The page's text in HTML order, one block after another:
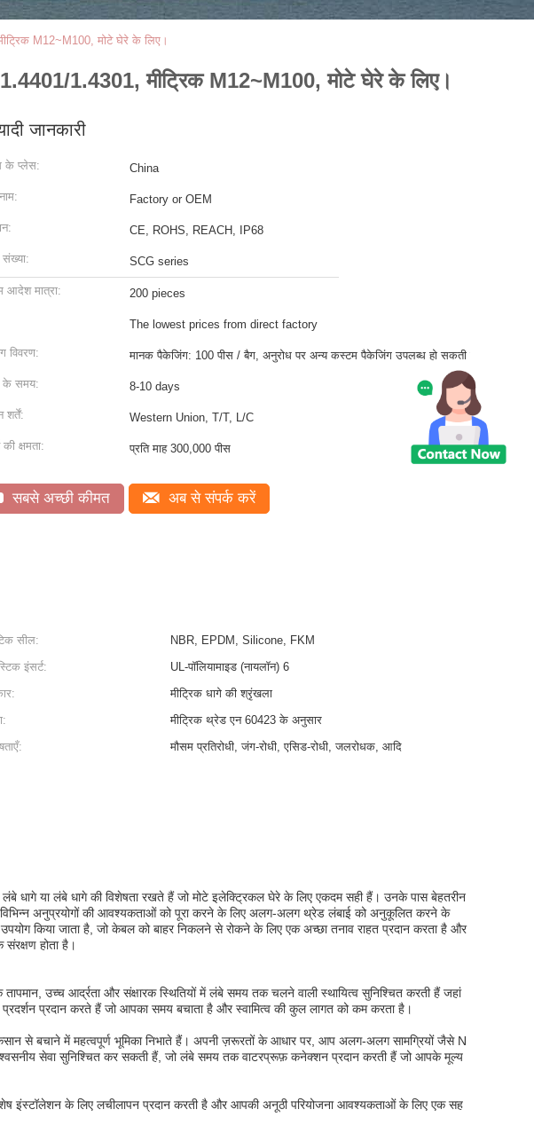
M12~M100, मोटे घेरे के लिए।
1.4301, मीट्रिक M12~M100, मोटे घेरे के लिए।
जानकारी
के प्लेस: China
Factory or OEM
CE, ROHS, REACH, IP68
SCG series
आदेश मात्रा: 200 pieces
The lowest prices from direct factory
विवरण: मानक पैकेजिंग: 100 पीस / बैग, अनुरोध पर अन्य कस्टम पैकेजिंग उपलब्ध हो सकती है
के समय: 8-10 days
शर्तें: Western Union, T/T, L/C
की क्षमता: प्रति माह 300,000 पीस
सबसे अच्छी कीमत अब से संपर्क करें
सील:
NBR, EPDM, Silicone, FKM
इंसर्ट:
UL-पॉलियामाइड (नायलॉन) 6
मीट्रिक धागे की श्रृंखला
मीट्रिक थ्रेड एन 60423 के अनुसार
मौसम प्रतिरोधी, जंग-रोधी, एसिड-रोधी, जलरोधक, आदि
या लंबे धागे की विशेषता रखते हैं जो मोटे इलेक्ट्रिकल घेरे के लिए एकदम सही हैं। उनके पास बेहतरीन
विभिन्न अनुप्रयोगों की आवश्यकताओं को पूरा करने के लिए अलग-अलग थ्रेड लंबाई को अनुकूलित करने के
किया जाता है, जो केबल को बाहर निकलने से रोकने के लिए एक अच्छा तनाव राहत प्रदान करता है और
होता है।
उच्च आर्द्रता और संक्षारक स्थितियों में लंबे समय तक चलने वाली स्थायित्व सुनिश्चित करती हैं जहां
प्रदान करते हैं जो आपका समय बचाता है और स्वामित्व की कुल लागत को कम करता है।
से बचाने में महत्वपूर्ण भूमिका निभाते हैं। अपनी ज़रूरतों के आधार पर, आप अलग-अलग सामग्रियों जैसे N
सेवा सुनिश्चित कर सकती हैं, जो लंबे समय तक वाटरप्रूफ़ कनेक्शन प्रदान करती हैं जो आपके मूल्य
इंस्टॉलेशन के लिए लचीलापन प्रदान करती है और आपकी अनूठी परियोजना आवश्यकताओं के लिए एक सह